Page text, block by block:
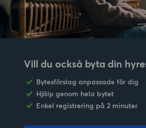
Vill du också byta din
Bytesförslag anpassade för dig
Hjälp genom hela bytet
Enkel registrering på 2 minuter